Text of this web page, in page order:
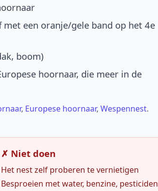
een oranje/gele band op het 4e
boom)
hoornaar, die meer in de
, Europese hoornaar, Wespennest.
✗ Niet doen
Het nest zelf proberen te vernietigen
Besproeien met water, benzine, pesticiden